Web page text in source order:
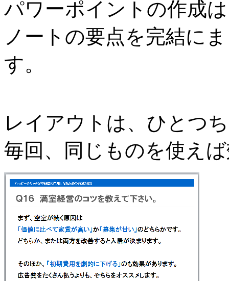
パワーポイントの作成
ノートの要点を完結に
す。
レイアウトは、ひとつ
毎回、同じものを使え